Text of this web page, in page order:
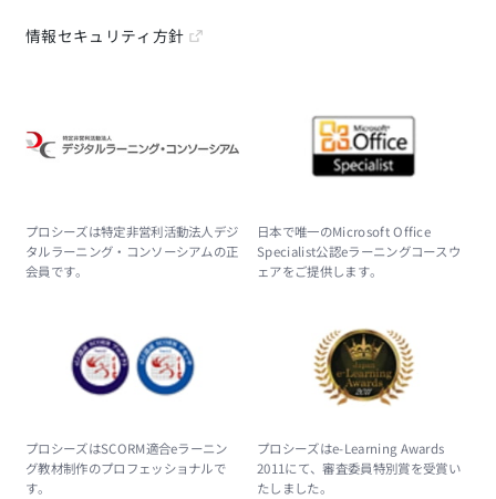
情報セキュリティ方針
プロシーズは特定非営利活動法人デジ
タルラーニング・コンソーシアムの正
会員です。
日本で唯一のMicrosoft Office
Specialist公認eラーニングコースウ
ェアをご提供します。
プロシーズはSCORM適合eラーニン
グ教材制作のプロフェッショナルで
す。
プロシーズはe-Learning Awards
2011にて、審査委員特別賞を受賞い
たしました。